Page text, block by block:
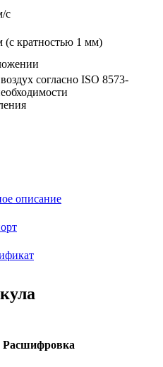
с
(с кратностью 1 мм)
согласно ISO 8573-
описание
Расшифровка